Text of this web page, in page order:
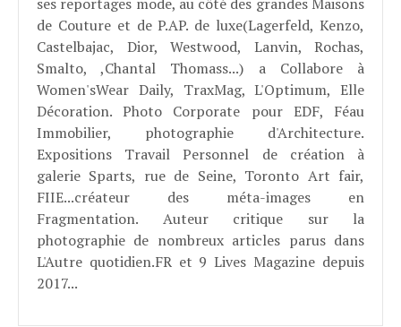
de Couture et de P.AP. de luxe(Lagerfeld, Kenzo,
Castelbajac, Dior, Westwood, Lanvin, Rochas,
Smalto, ,Chantal Thomass...) a Collabore à
Women'sWear Daily, TraxMag, L'Optimum, Elle
Décoration. Photo Corporate pour EDF, Féau
Immobilier, photographie d'Architecture.
Expositions Travail Personnel de création à
galerie Sparts, rue de Seine, Toronto Art fair,
FIIE...créateur des méta-images en
Fragmentation. Auteur critique sur la
photographie de nombreux articles parus dans
L'Autre quotidien.FR et 9 Lives Magazine depuis
2017...